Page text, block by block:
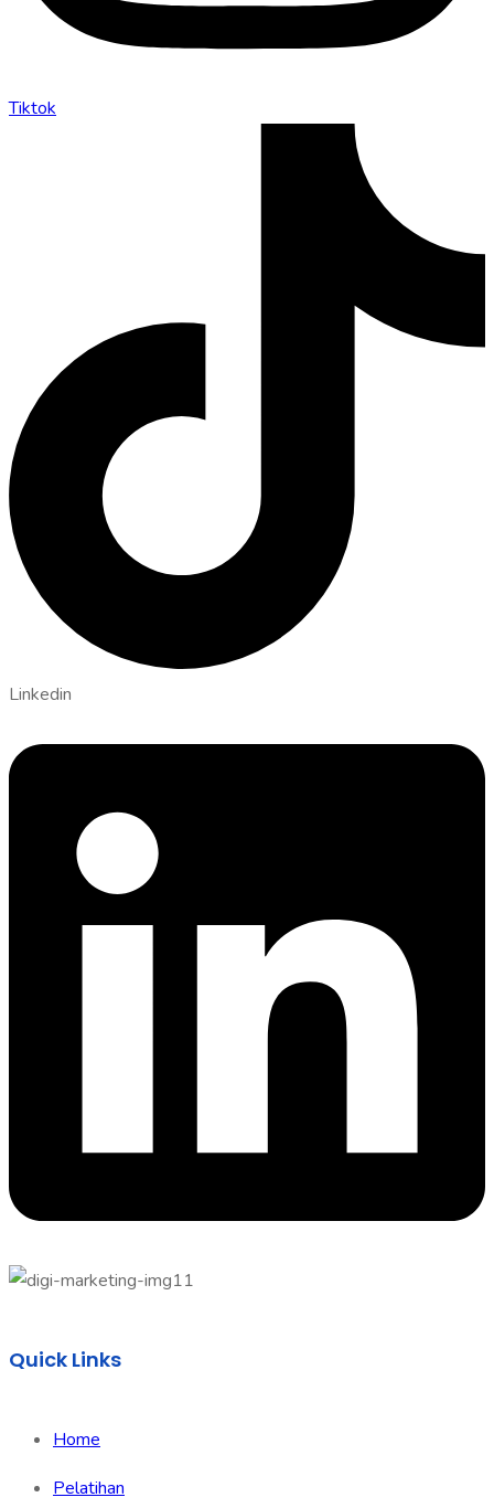
Tiktok
Linkedin
Quick Links
Home
Pelatihan